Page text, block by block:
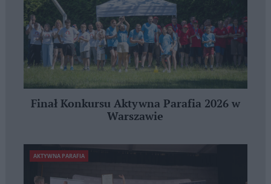
Finał Konkursu Aktywna Parafia 2026 w
Warszawie
AKTYWNA PARAFIA